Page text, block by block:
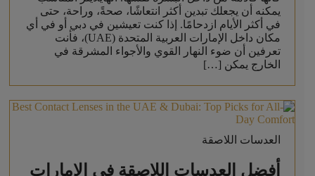
يمكنه أن يجعلك تبدين أكثر انتعاشًا، صحةً، وراحة، حتى
في أكثر الأيام ازدحامًا. إذا كنت تعيشين في دبي أو في أي
مكان داخل الإمارات العربية المتحدة (UAE)، فأنت
تعرفين أن ضوء النهار القوي والأجواء المشرقة في
الخارج يمكن […]
العدسات اللاصقة
أفضل العدسات اللاصقة في الإمارات